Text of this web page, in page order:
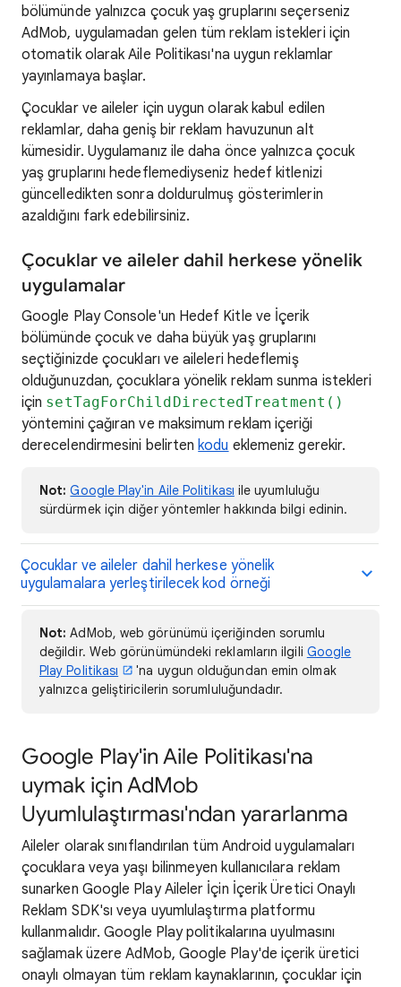
bölümünde yalnızca çocuk yaş gruplarını seçerseniz
AdMob, uygulamadan gelen tüm reklam istekleri için
otomatik olarak Aile Politikası'na uygun reklamlar
yayınlamaya başlar.
Çocuklar ve aileler için uygun olarak kabul edilen
reklamlar, daha geniş bir reklam havuzunun alt
kümesidir. Uygulamanız ile daha önce yalnızca çocuk
yaş gruplarını hedeflemediyseniz hedef kitlenizi
güncelledikten sonra doldurulmuş gösterimlerin
azaldığını fark edebilirsiniz.
Çocuklar ve aileler dahil herkese yönelik
uygulamalar
Google Play Console'un Hedef Kitle ve İçerik
bölümünde çocuk ve daha büyük yaş gruplarını
seçtiğinizde çocukları ve aileleri hedeflemiş
olduğunuzdan, çocuklara yönelik reklam sunma istekleri
için setTagForChildDirectedTreatment()
yöntemini çağıran ve maksimum reklam içeriği
derecelendirmesini belirtenkodu eklemeniz gerekir.
Not: Google Play'in Aile Politikası ile uyumluluğu
sürdürmek için diğer yöntemler hakkında bilgi edinin.
Çocuklar ve aileler dahil herkese yönelik
uygulamalara yerleştirilecek kod örneği
Not: AdMob, web görünümü içeriğinden sorumlu
değildir. Web görünümündeki reklamların ilgili Google
Play Politikası
'na uygun olduğundan emin olmak
yalnızca geliştiricilerin sorumluluğundadır.
Google Play'in Aile Politikası'na
uymak için AdMob
Uyumlulaştırması'ndan yararlanma
Aileler olarak sınıflandırılan tüm Android uygulamaları
çocuklara veya yaşı bilinmeyen kullanıcılara reklam
sunarken Google Play Aileler İçin İçerik Üretici Onaylı
Reklam SDK'sı veya uyumlulaştırma platformu
kullanmalıdır. Google Play politikalarına uyulmasını
sağlamak üzere AdMob, Google Play'de içerik üretici
onaylı olmayan tüm reklam kaynaklarının, çocuklar için